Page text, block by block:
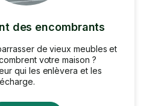
des encombrants
de vieux meubles et
votre maison ?
qui les enlèvera et les